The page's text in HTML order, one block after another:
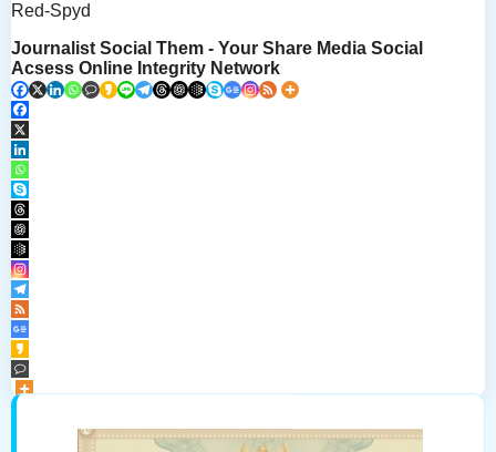
Red-Spyd
Journalist Social Them - Your Share Media Social
Acsess Online Integrity Network